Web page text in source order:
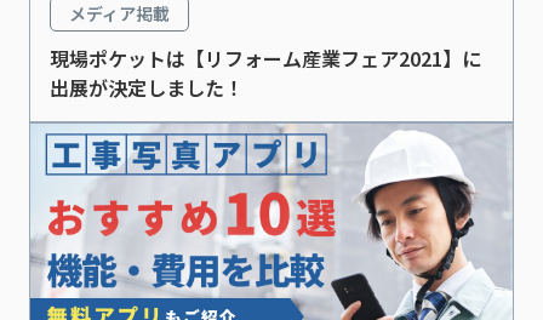
メディア掲載
現場ポケットは【リフォーム産業フェア2021】に
出展が決定しました！